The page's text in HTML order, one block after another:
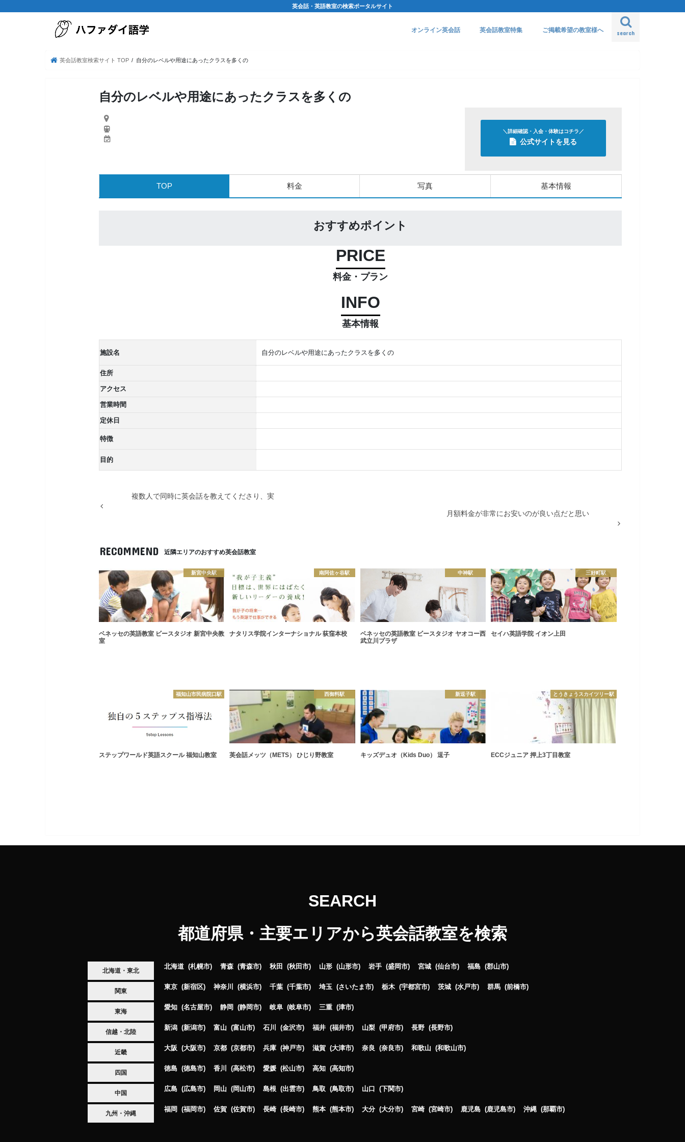
英会話・英語教室の検索ポータルサイト
search
オンライン英会話 英会話教室特集 ご掲載希望の教室様へ
英会話教室検索サイト TOP 自分のレベルや用途にあったクラスを多くの
自分のレベルや用途にあったクラスを多くの
＼詳細確認・入会・体験はコチラ／
公式サイトを見る
TOP 料金 写真 基本情報
おすすめポイント
PRICE
料金・プラン
INFO
基本情報
施設名 自分のレベルや用途にあったクラスを多くの
住所
アクセス
営業時間
定休日
特徴
目的
複数人で同時に英会話を教えてくださり、実
月額料金が非常にお安いのが良い点だと思い
RECOMMEND 近隣エリアのおすすめ英会話教室
新宮中央駅
ベネッセの英語教室 ビースタジオ 新宮中央教
室
南阿佐ヶ谷駅
ナタリス学院インターナショナル 荻窪本校
中神駅
ベネッセの英語教室 ビースタジオ ヤオコー西
武立川プラザ
三好町駅
セイハ英語学院 イオン上田
福知山市民病院口駅
ステップワールド英語スクール 福知山教室
西御料駅
英会話メッツ（METS） ひじり野教室
新逗子駅
キッズデュオ（Kids Duo） 逗子
とうきょうスカイツリー駅
ECCジュニア 押上3丁目教室
SEARCH
都道府県・主要エリアから英会話教室を検索
北海道・東北
北海道 札幌市 青森 青森市 秋田 秋田市 山形 山形市 岩手 盛岡市 宮城 仙台市 福島 郡山市
関東
東京 新宿区 神奈川 横浜市 千葉 千葉市 埼玉 さいたま市 栃木 宇都宮市 茨城 水戸市 群馬 前橋市
東海
愛知 名古屋市 静岡 静岡市 岐阜 岐阜市 三重 津市
信越・北陸
新潟 新潟市 富山 富山市 石川 金沢市 福井 福井市 山梨 甲府市 長野 長野市
近畿
大阪 大阪市 京都 京都市 兵庫 神戸市 滋賀 大津市 奈良 奈良市 和歌山 和歌山市
四国
徳島 徳島市 香川 高松市 愛媛 松山市 高知 高知市
中国
広島 広島市 岡山 岡山市 島根 出雲市 鳥取 鳥取市 山口 下関市
九州・沖縄
福岡 福岡市 佐賀 佐賀市 長崎 長崎市 熊本 熊本市 大分 大分市 宮崎 宮崎市 鹿児島 鹿児島市 沖縄 那覇市